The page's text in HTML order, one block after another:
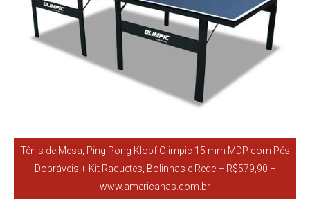
Tênis de Mesa, Ping Pong Klopf Olimpic 15 mm MDP com Pés
Dobráveis + Kit Raquetes, Bolinhas e Rede – R$579,90 –
www.americanas.com.br